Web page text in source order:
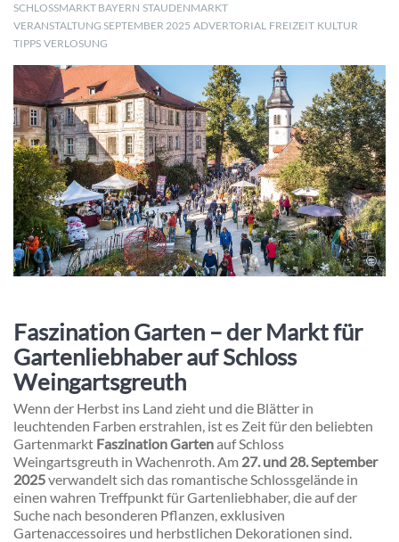
SCHLOSSMARKT BAYERN STAUDENMARKT
VERANSTALTUNG SEPTEMBER 2025 ADVERTORIAL FREIZEIT KULTUR
TIPPS VERLOSUNG
Faszination Garten – der Markt für
Gartenliebhaber auf Schloss
Weingartsgreuth
Wenn der Herbst ins Land zieht und die Blätter in
leuchtenden Farben erstrahlen, ist es Zeit für den beliebten
Gartenmarkt Faszination Gartenauf Schloss
Weingartsgreuth in Wachenroth. Am 27. und 28. September
2025verwandelt sich das romantische Schlossgelände in
einen wahren Treffpunkt für Gartenliebhaber, die auf der
Suche nach besonderen Pflanzen, exklusiven
Gartenaccessoires und herbstlichen Dekorationen sind.